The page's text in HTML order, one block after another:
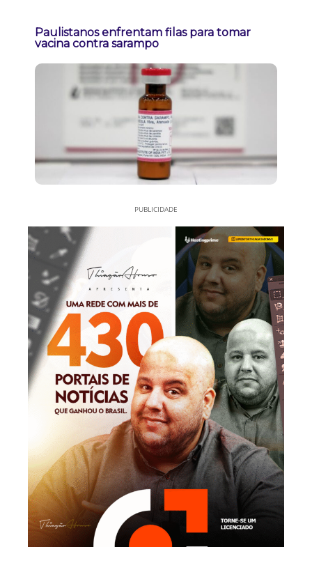
Paulistanos enfrentam filas para tomar
vacina contra sarampo
PUBLICIDADE